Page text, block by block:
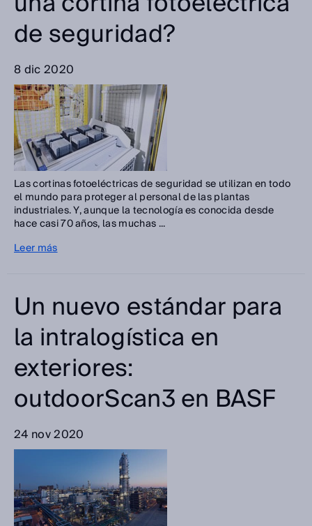
de seguridad?
8 dic 2020
Las cortinas fotoeléctricas de seguridad se utilizan en todo
el mundo para proteger al personal de las plantas
industriales. Y, aunque la tecnología es conocida desde
hace casi 70 años, las muchas ...
Leer más
Un nuevo estándar para
la intralogística en
exteriores:
outdoorScan3 en BASF
24 nov 2020